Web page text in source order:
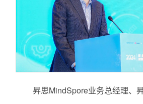
昇思MindSpore业务总经理、